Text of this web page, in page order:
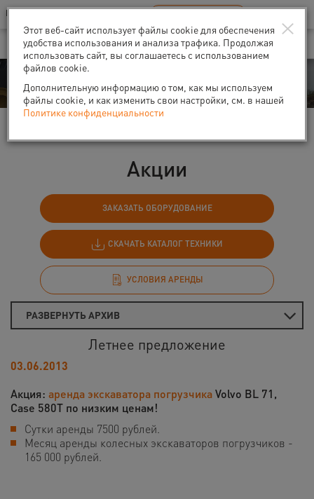
Ваш город:Санкт-Петербург
В Вашем регионе нет наших офисов RU EN
События
Акции
ЗАКАЗАТЬ ОБОРУДОВАНИЕ
СКАЧАТЬ КАТАЛОГ ТЕХНИКИ
УСЛОВИЯ АРЕНДЫ
РАЗВЕРНУТЬ АРХИВ
Летнее предложение
03.06.2013
Акция: аренда экскаватора погрузчикаVolvo BL 71,
Case 580T по низким ценам!
Сутки аренды 7500 рублей.
Месяц аренды колесных экскаваторов погрузчиков -
165 000 рублей.
×
Этот веб-сайт использует файлы cookie для обеспечения
удобства использования и анализа трафика. Продолжая
использовать сайт, вы соглашаетесь с использованием
файлов cookie.
Дополнительную информацию о том, как мы используем
файлы cookie, и как изменить свои настройки, см. в нашей
Политике конфиденциальности